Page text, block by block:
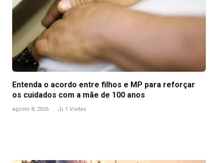
Entenda o acordo entre filhos e MP para reforçar
os cuidados com a mãe de 100 anos
agosto 8, 2026 1 Visitas